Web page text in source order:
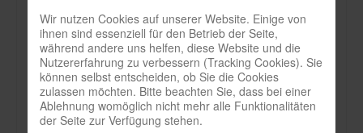
SpieleMag
Infos
Shop
Download spielbox Special 2025
Heft:
5_96
Seite:
57
Wir nutzen Cookies auf unserer Website. Einige von
ihnen sind essenziell für den Betrieb der Seite,
während andere uns helfen, diese Website und die
Nutzererfahrung zu verbessern (Tracking Cookies). Sie
können selbst entscheiden, ob Sie die Cookies
zulassen möchten. Bitte beachten Sie, dass bei einer
Ablehnung womöglich nicht mehr alle Funktionalitäten
der Seite zur Verfügung stehen.